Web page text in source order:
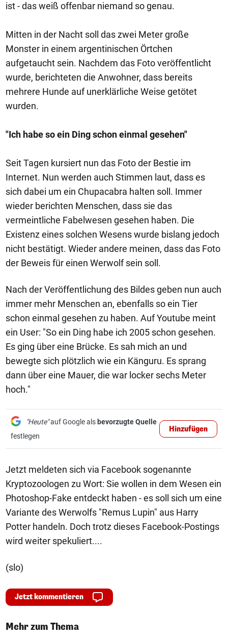
ist - das weiß offenbar niemand so genau.
Mitten in der Nacht soll das zwei Meter große
Monster in einem argentinischen Örtchen
aufgetaucht sein. Nachdem das Foto veröffentlicht
wurde, berichteten die Anwohner, dass bereits
mehrere Hunde auf unerklärliche Weise getötet
wurden.
"Ich habe so ein Ding schon einmal gesehen"
Seit Tagen kursiert nun das Foto der Bestie im
Internet. Nun werden auch Stimmen laut, dass es
sich dabei um ein Chupacabra halten soll. Immer
wieder berichten Menschen, dass sie das
vermeintliche Fabelwesen gesehen haben. Die
Existenz eines solchen Wesens wurde bislang jedoch
nicht bestätigt. Wieder andere meinen, dass das Foto
der Beweis für einen Werwolf sein soll.
Nach der Veröffentlichung des Bildes geben nun auch
immer mehr Menschen an, ebenfalls so ein Tier
schon einmal gesehen zu haben. Auf Youtube meint
ein User: "So ein Ding habe ich 2005 schon gesehen.
Es ging über eine Brücke. Es sah mich an und
bewegte sich plötzlich wie ein Känguru. Es sprang
dann über eine Mauer, die war locker sechs Meter
hoch."
"Heute"auf Google als bevorzugte Quelle
festlegen
Hinzufügen
Jetzt meldeten sich via Facebook sogenannte
Kryptozoologen zu Wort: Sie wollen in dem Wesen ein
Photoshop-Fake entdeckt haben - es soll sich um eine
Variante des Werwolfs "Remus Lupin" aus Harry
Potter handeln. Doch trotz dieses Facebook-Postings
wird weiter spekuliert....
(slo)
Jetzt kommentieren
Mehr zum Thema